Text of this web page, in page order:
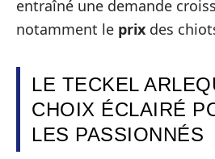
entraîné une demande
notamment le prix des
LE TECKEL
CHOIX ÉCLAIRÉ
LES PASSIONNÉS